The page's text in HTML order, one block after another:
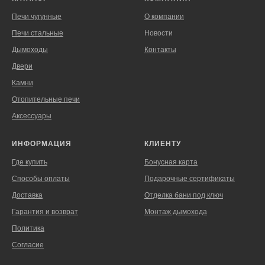
Печи чугунные
Печи стальные
Дымоходы
Двери
Камни
Отопительные печи
Аксессуары
О компании
Новости
Контакты
ИНФОРМАЦИЯ
Где купить
Способы оплаты
Доставка
Гарантия и возврат
Политика
Согласие
КЛИЕНТУ
Бонусная карта
Подарочные сертификаты
Отделка бани под ключ
Монтаж дымохода